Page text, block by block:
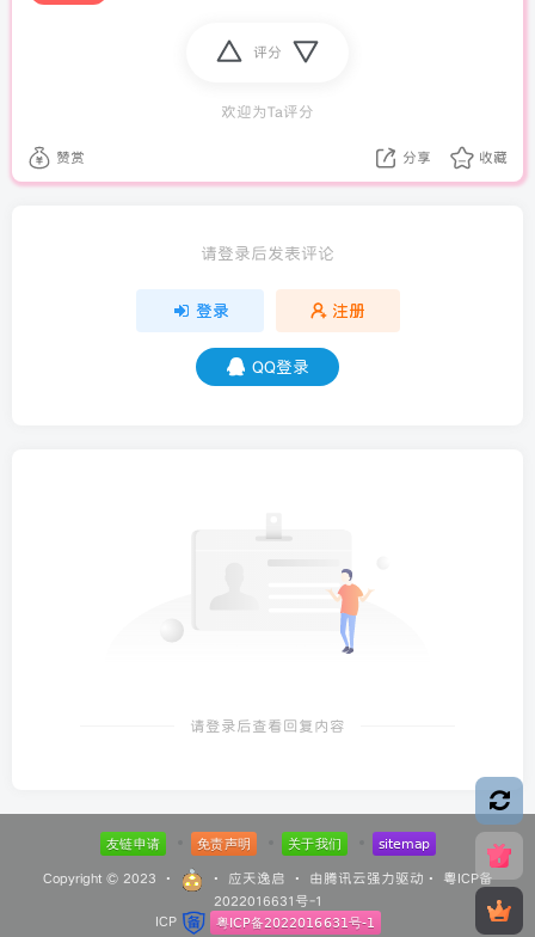
评分
欢迎为Ta评分
赞赏 分享 收藏
请登录后发表评论
登录 注册
QQ登录
请登录后查看回复内容
Copyright © 2023 · · 应天逸启 · 由 腾讯云强力驱动· 粤ICP备
2022016631号-1
ICP